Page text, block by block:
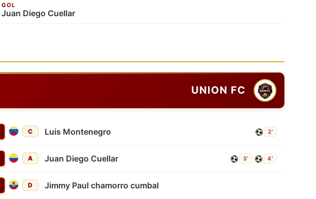
GOL
Juan Diego Cuellar
UNION FC
C Luis Montenegro 2'
A Juan Diego Cuellar 3' 4'
D Jimmy Paul chamorro cumbal